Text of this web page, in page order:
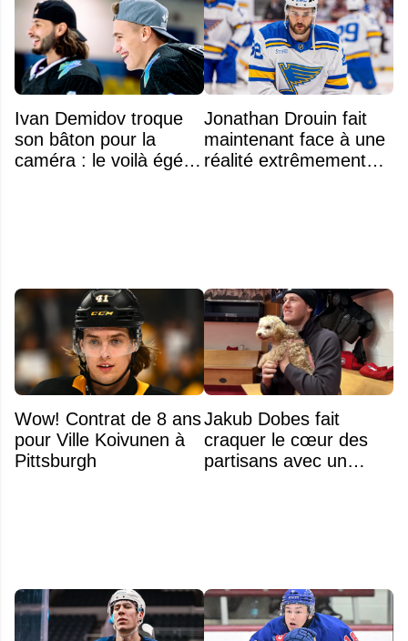
Ivan Demidov troque
son bâton pour la
caméra : le voilà égérie
Jonathan Drouin fait
maintenant face à une
réalité extrêmement
Wow! Contrat de 8 ans
pour Ville Koivunen à
Pittsburgh
Jakub Dobes fait
craquer le cœur des
partisans avec un